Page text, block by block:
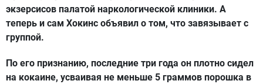
экзерсисов палатой наркологической клиники. А
теперь и сам Хокинс объявил о том, что завязывает с
группой.
По его признанию, последние три года он плотно сидел
на кокаине, усваивая не меньше 5 граммов порошка в